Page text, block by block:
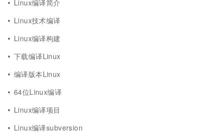
Linux编译简介
Linux技术编译
Linux编译构建
下载编译Linux
编译版本Linux
64位Linux编译
Linux编译项目
Linux编译subversion